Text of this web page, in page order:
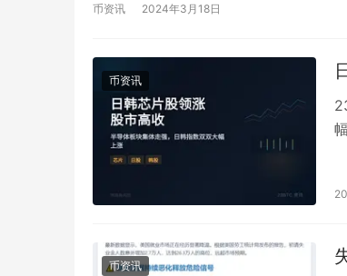
币资讯 2024年3月18日
币资讯
币资讯